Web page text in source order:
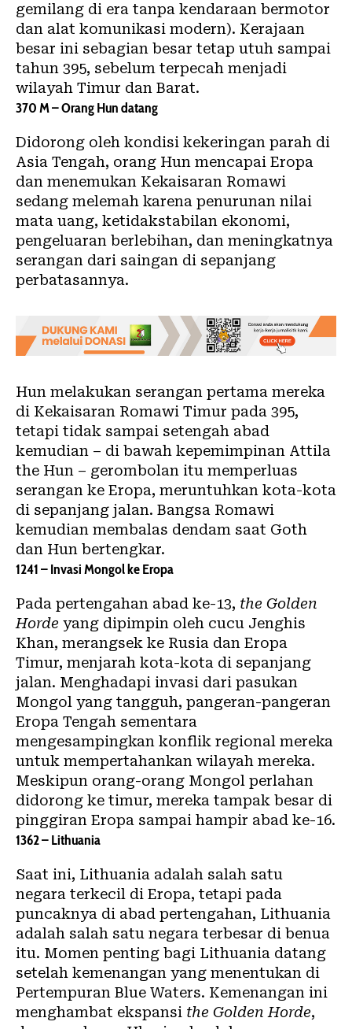
gemilang di era tanpa kendaraan bermotor
dan alat komunikasi modern). Kerajaan
besar ini sebagian besar tetap utuh sampai
tahun 395, sebelum terpecah menjadi
wilayah Timur dan Barat.
370 M – Orang Hun datang
Didorong oleh kondisi kekeringan parah di
Asia Tengah, orang Hun mencapai Eropa
dan menemukan Kekaisaran Romawi
sedang melemah karena penurunan nilai
mata uang, ketidakstabilan ekonomi,
pengeluaran berlebihan, dan meningkatnya
serangan dari saingan di sepanjang
perbatasannya.
Hun melakukan serangan pertama mereka
di Kekaisaran Romawi Timur pada 395,
tetapi tidak sampai setengah abad
kemudian – di bawah kepemimpinan Attila
the Hun – gerombolan itu memperluas
serangan ke Eropa, meruntuhkan kota-kota
di sepanjang jalan. Bangsa Romawi
kemudian membalas dendam saat Goth
dan Hun bertengkar.
1241 – Invasi Mongol ke Eropa
Pada pertengahan abad ke-13, the Golden
Horde yang dipimpin oleh cucu Jenghis
Khan, merangsek ke Rusia dan Eropa
Timur, menjarah kota-kota di sepanjang
jalan. Menghadapi invasi dari pasukan
Mongol yang tangguh, pangeran-pangeran
Eropa Tengah sementara
mengesampingkan konflik regional mereka
untuk mempertahankan wilayah mereka.
Meskipun orang-orang Mongol perlahan
didorong ke timur, mereka tampak besar di
pinggiran Eropa sampai hampir abad ke-16.
1362 – Lithuania
Saat ini, Lithuania adalah salah satu
negara terkecil di Eropa, tetapi pada
puncaknya di abad pertengahan, Lithuania
adalah salah satu negara terbesar di benua
itu. Momen penting bagi Lithuania datang
setelah kemenangan yang menentukan di
Pertempuran Blue Waters. Kemenangan ini
menghambat ekspansi the Golden Horde,